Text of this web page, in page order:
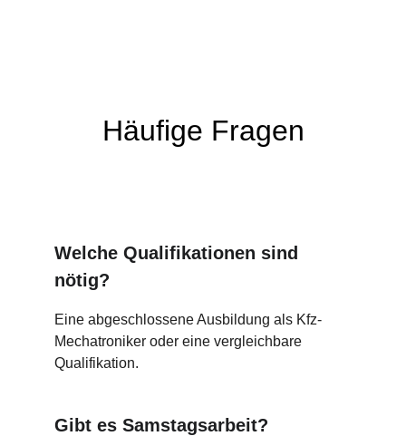
Häufige Fragen
Welche Qualifikationen sind
nötig?
Eine abgeschlossene Ausbildung als Kfz-
Mechatroniker oder eine vergleichbare
Qualifikation.
Gibt es Samstagsarbeit?